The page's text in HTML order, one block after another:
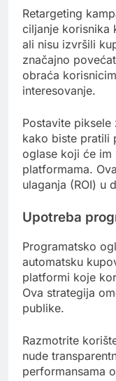
Retargeting
ciljanje korisnika
ali nisu izvršili
značajno
obraća
interesovanje.
Postavite
kako biste pratili
oglase koji će im
platformama.
ulaganja (ROI) u
Upotreba
Programatsko
automatsku
platformi koje
Ova strategija
publike.
Razmotrite
nude
performansama